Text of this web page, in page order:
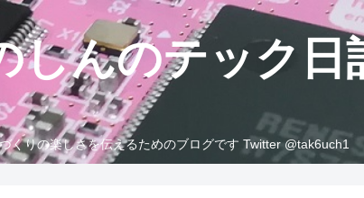
しんのテック日
くりの楽しさを伝えるためのブログです Twitter @tak6uch1